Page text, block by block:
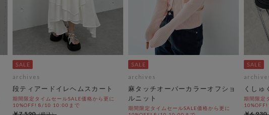
archives
段ティアードイレヘムスカート
期間限定タイムセールSALE価格から更に
10%OFF! 8/10 10:00まで
archives
麻タッチオーバーカラーオフショ
ルニット
期間限定タイムセールSALE価格から更に
くしゅ
期間限定